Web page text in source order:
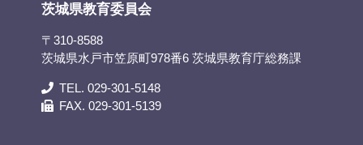
茨城県教育委員会
〒310-8588
茨城県水戸市笠原町978番6 茨城県教育庁総務課
TEL. 029-301-5148
FAX. 029-301-5139